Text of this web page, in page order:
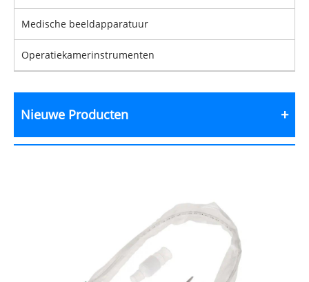
Medische beeldapparatuur
Operatiekamerinstrumenten
Nieuwe Producten